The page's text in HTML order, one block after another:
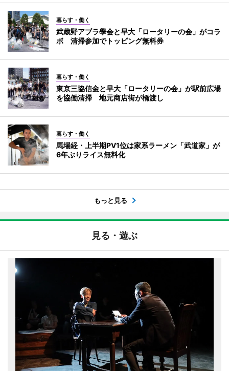
暮らす・働く
武蔵野アブラ學会と早大「ロータリーの会」がコラ
ボ 清掃参加でトッピング無料券
暮らす・働く
東京三協信金と早大「ロータリーの会」が駅前広場
を協働清掃 地元商店街が橋渡し
暮らす・働く
馬場経・上半期PV1位は家系ラーメン「武道家」が
6年ぶりライス無料化
もっと見る
見る・遊ぶ